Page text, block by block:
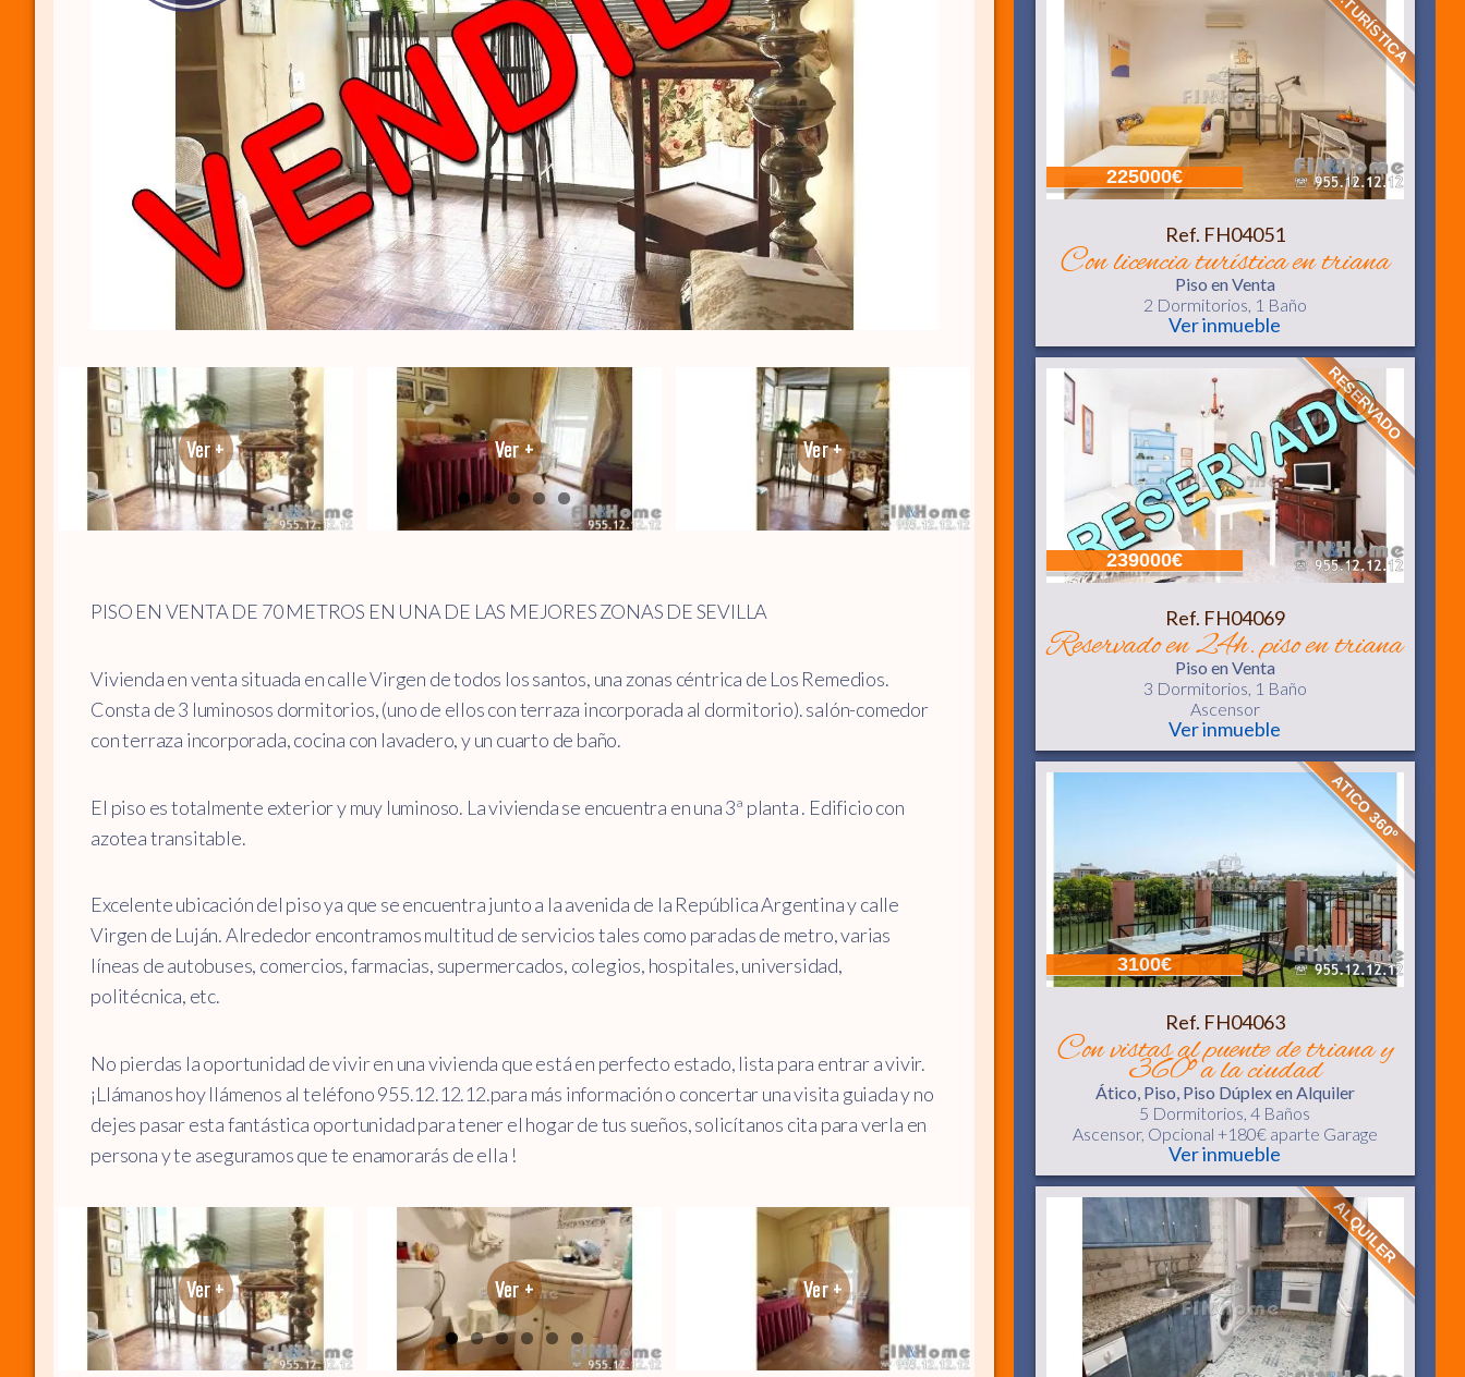
PISO EN VENTA DE 70 METROS EN UNA DE LAS MEJORES ZONAS DE SEVILLA
Vivienda en venta situada en calle Virgen de todos los santos, una zonas céntrica de Los Remedios.
Consta de 3 luminosos dormitorios, (uno de ellos con terraza incorporada al dormitorio). salón-comedor
con terraza incorporada, cocina con lavadero, y un cuarto de baño.
El piso es totalmente exterior y muy luminoso. La vivienda se encuentra en una 3ª planta . Edificio con
azotea transitable.
Excelente ubicación del piso ya que se encuentra junto a la avenida de la República Argentina y calle
Virgen de Luján. Alrededor encontramos multitud de servicios tales como paradas de metro, varias
líneas de autobuses, comercios, farmacias, supermercados, colegios, hospitales, universidad,
politécnica, etc.
No pierdas la oportunidad de vivir en una vivienda que está en perfecto estado, lista para entrar a vivir.
¡Llámanos hoy llámenos al teléfono 955.12.12.12.para más información o concertar una visita guiada y no
dejes pasar esta fantástica oportunidad para tener el hogar de tus sueños, solicítanos cita para verla en
persona y te aseguramos que te enamorarás de ella !
225000€
LIC.TURÍSTICA
Ref. FH04051
con licencia turística en triana
Piso en Venta
2 Dormitorios, 1 Baño
Ver inmueble
239000€
RESERVADO
Ref. FH04069
reservado en 24h. piso en triana
Piso en Venta
3 Dormitorios, 1 Baño
Ascensor
Ver inmueble
3100€
ATICO 360º
Ref. FH04063
con vistas al puente de triana y 360º a la ciudad
Ático, Piso, Piso Dúplexen Alquiler
5 Dormitorios,4 Baños
Ascensor, Opcional +180€ aparte Garage
Ver inmueble
ALQUILER